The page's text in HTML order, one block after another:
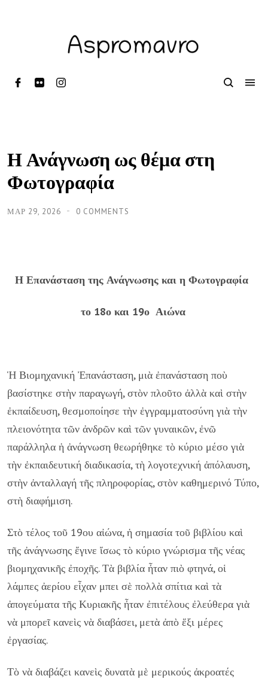
Η Ανάγνωση ως θέμα στη
Φωτογραφία
ΜΑΡ 29, 2026 0 COMMENTS
Η Επανάσταση της Ανάγνωσης και η Φωτογραφία
το 18ο και 19ο Αιώνα
Ἡ Βιομηχανική Ἐπανάσταση, μιὰ ἐπανάσταση ποὺ
βασίστηκε στὴν παραγωγή, στὸν πλοῦτο ἀλλὰ καὶ στὴν
ἐκπαίδευση, θεσμοποίησε τὴν ἐγγραμματοσύνη γιὰ τὴν
πλειονότητα τῶν ἀνδρῶν καὶ τῶν γυναικῶν, ἐνῶ
παράλληλα ἡ ἀνάγνωση θεωρήθηκε τὸ κύριο μέσο γιὰ
τὴν ἐκπαιδευτική διαδικασία, τὴ λογοτεχνική ἀπόλαυση,
στὴν ἀνταλλαγή τῆς πληροφορίας, στὸν καθημερινό Τύπο,
στὴ διαφήμιση.
Στὸ τέλος τοῦ 19ου αἰώνα, ἡ σημασία τοῦ βιβλίου καὶ
τῆς ἀνάγνωσης ἔγινε ἴσως τὸ κύριο γνώρισμα τῆς νέας
βιομηχανικῆς ἐποχῆς. Τὰ βιβλία ἦταν πιὸ φτηνά, οἱ
λάμπες ἀερίου εἶχαν μπει σὲ πολλὰ σπίτια καὶ τὰ
ἀπογεύματα τῆς Κυριακῆς ἦταν ἐπιτέλους ἐλεύθερα γιὰ
νὰ μπορεῖ κανεὶς νὰ διαβάσει, μετὰ ἀπὸ ἕξι μέρες
ἐργασίας.
Τὸ νὰ διαβάζει κανεὶς δυνατὰ μὲ μερικούς ἀκροατές